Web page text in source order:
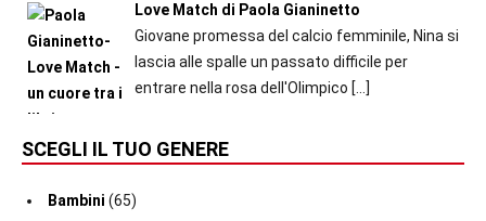
Love Match di Paola Gianinetto
Giovane promessa del calcio femminile, Nina si
lascia alle spalle un passato difficile per
entrare nella rosa dell'Olimpico […]
SCEGLI IL TUO GENERE
Bambini (65)